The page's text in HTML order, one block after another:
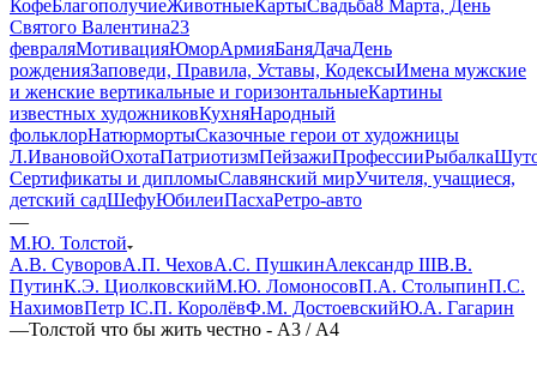
КофеБлагополучиеЖивотныеКартыСвадьба8 Марта, День
Святого Валентина23
февраляМотивацияЮморАрмияБаняДачаДень
рожденияЗаповеди, Правила, Уставы, КодексыИмена мужские
и женские вертикальные и горизонтальныеКартины
известных художниковКухняНародный
фольклорНатюрмортыСказочные герои от художницы
Л.ИвановойОхотаПатриотизмПейзажиПрофессииРыбалка
Сертификаты и дипломыСлавянский мирУчителя, учащиеся,
детский садШефуЮбилеиПасхаРетро-авто
—
М.Ю. Толстой
А.В. СуворовА.П. ЧеховА.С. ПушкинАлександр IIIВ.В.
ПутинК.Э. ЦиолковскийМ.Ю. ЛомоносовП.А. СтолыпинП.С.
НахимовПетр IС.П. КоролёвФ.М. ДостоевскийЮ.А. Гагарин
—Толстой что бы жить честно - А3 / А4